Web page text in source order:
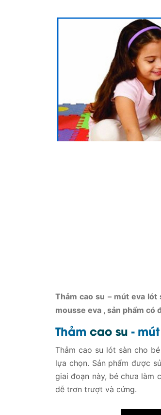
Thảm cao su – mút eva
mousse eva , sản phẩm có
Thảm cao su -
Thảm cao su lót sàn cho
lựa chọn. Sản phẩm được
giai đoạn này, bé chưa làm
dễ trơn trượt và cứng.